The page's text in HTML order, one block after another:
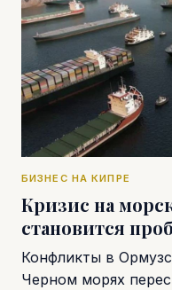
БИЗНЕС НА КИПРЕ
Кризис на
становится
Конфликты в
Черном морях